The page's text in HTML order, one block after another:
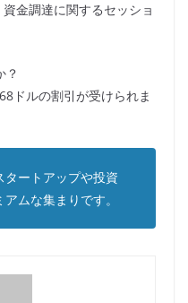
金調達に関するセッショ
？
ドルの割引が受けられま
タートアップや投資
ムな集まりです。